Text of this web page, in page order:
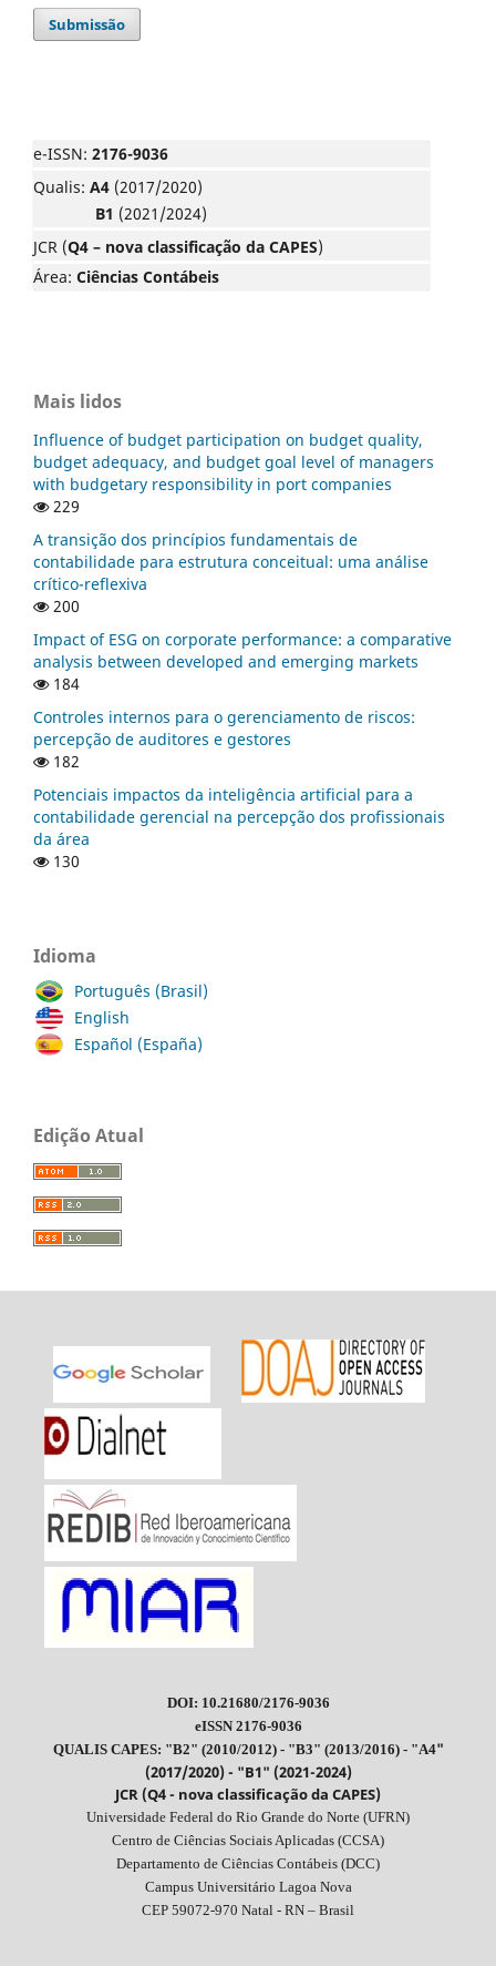
Submissão
e-ISSN: 2176-9036
Qualis: A4 (2017/2020)
B1 (2021/2024)
JCR (Q4 – nova classificação da CAPES)
Área: Ciências Contábeis
Mais lidos
Influence of budget participation on budget quality,
budget adequacy, and budget goal level of managers
with budgetary responsibility in port companies
229
A transição dos princípios fundamentais de
contabilidade para estrutura conceitual: uma análise
crítico-reflexiva
200
Impact of ESG on corporate performance: a comparative
analysis between developed and emerging markets
184
Controles internos para o gerenciamento de riscos:
percepção de auditores e gestores
182
Potenciais impactos da inteligência artificial para a
contabilidade gerencial na percepção dos profissionais
da área
130
Idioma
Português (Brasil)
English
Español (España)
Edição Atual
DOI: 10.21680/2176-9036
eISSN 2176-9036
QUALIS CAPES: "B2" (2010/2012) - "B3" (2013/2016) - "A4"
(2017/2020) - "B1" (2021-2024)
JCR (Q4 - nova classificação da CAPES)
Universidade Federal do Rio Grande do Norte (UFRN)
Centro de Ciências Sociais Aplicadas (CCSA)
Departamento de Ciências Contábeis (DCC)
Campus Universitário Lagoa Nova
CEP 59072-970 Natal - RN – Brasil